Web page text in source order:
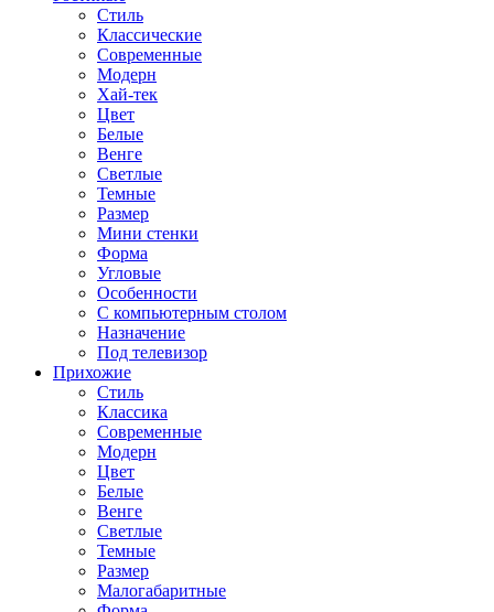
Стиль
Классические
Современные
Модерн
Хай-тек
Цвет
Белые
Венге
Светлые
Темные
Размер
Мини стенки
Форма
Угловые
Особенности
С компьютерным столом
Назначение
Под телевизор
Прихожие
Стиль
Классика
Современные
Модерн
Цвет
Белые
Венге
Светлые
Темные
Размер
Малогабаритные